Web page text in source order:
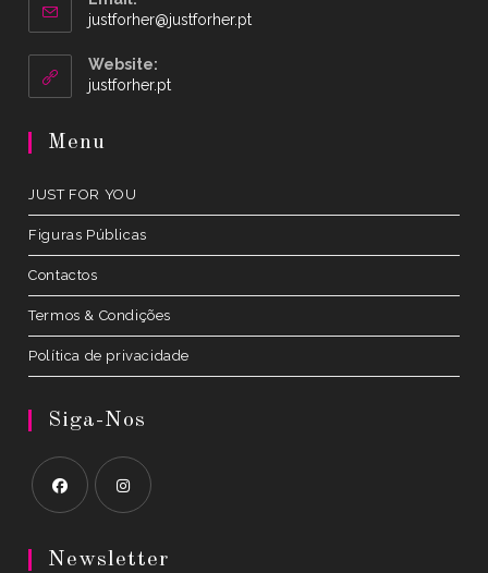
justforher@justforher.ptOpens
Website:
justforher.ptOpens
Menu
JUST FOR YOU
Figuras Públicas
Contactos
Termos & Condições
Política de privacidade
Siga-Nos
in
in
Newsletter